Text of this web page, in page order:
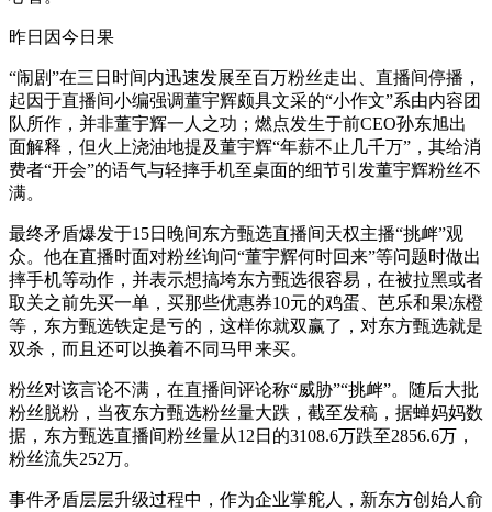
昨日因今日果
“闹剧”在三日时间内迅速发展至百万粉丝走出、直播间停播，
起因于直播间小编强调董宇辉颇具文采的“小作文”系由内容团
队所作，并非董宇辉一人之功；燃点发生于前CEO孙东旭出
面解释，但火上浇油地提及董宇辉“年薪不止几千万”，其给消
费者“开会”的语气与轻摔手机至桌面的细节引发董宇辉粉丝不
满。
最终矛盾爆发于15日晚间东方甄选直播间天权主播“挑衅”观
众。他在直播时面对粉丝询问“董宇辉何时回来”等问题时做出
摔手机等动作，并表示想搞垮东方甄选很容易，在被拉黑或者
取关之前先买一单，买那些优惠券10元的鸡蛋、芭乐和果冻橙
等，东方甄选铁定是亏的，这样你就双赢了，对东方甄选就是
双杀，而且还可以换着不同马甲来买。
粉丝对该言论不满，在直播间评论称“威胁”“挑衅”。随后大批
粉丝脱粉，当夜东方甄选粉丝量大跌，截至发稿，据蝉妈妈数
据，东方甄选直播间粉丝量从12日的3108.6万跌至2856.6万，
粉丝流失252万。
事件矛盾层层升级过程中，作为企业掌舵人，新东方创始人俞